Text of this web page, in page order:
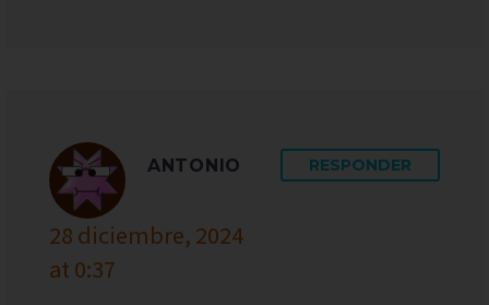
ANTONIO
28 diciembre, 2024
at 0:37
RESPONDER